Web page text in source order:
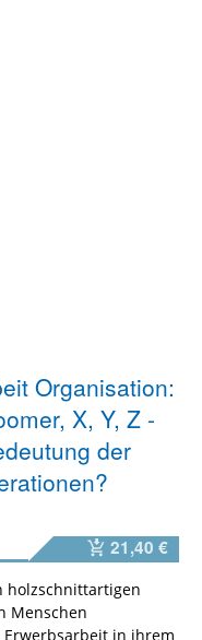
Organisation:
X, Y, Z -
der
21,40 €
holzschnittartigen
Menschen
in ihrem